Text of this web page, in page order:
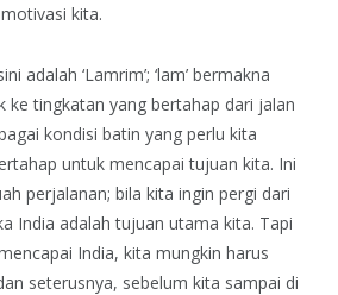
kita.
adalah ‘Lamrim’; ‘lam’ bermakna
ke tingkatan yang bertahap dari jalan
kondisi batin yang perlu kita
untuk mencapai tujuan kita. Ini
perjalanan; bila kita ingin pergi dari
India adalah tujuan utama kita. Tapi
India, kita mungkin harus
seterusnya, sebelum kita sampai di